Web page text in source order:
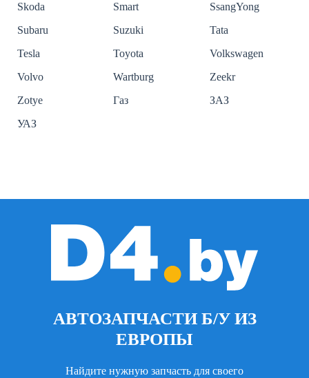
Skoda
Smart
SsangYong
Subaru
Suzuki
Tata
Tesla
Toyota
Volkswagen
Volvo
Wartburg
Zeekr
Zotye
Газ
ЗАЗ
УАЗ
АВТОЗАПЧАСТИ Б/У ИЗ
ЕВРОПЫ
Найдите нужную запчасть для своего